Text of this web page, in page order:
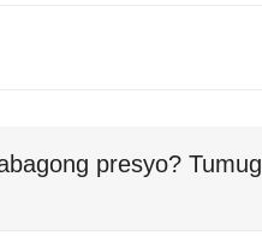
presyo?